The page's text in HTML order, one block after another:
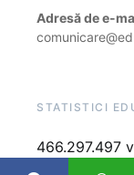
Adresă de e-
STATISTICI
466.297.497